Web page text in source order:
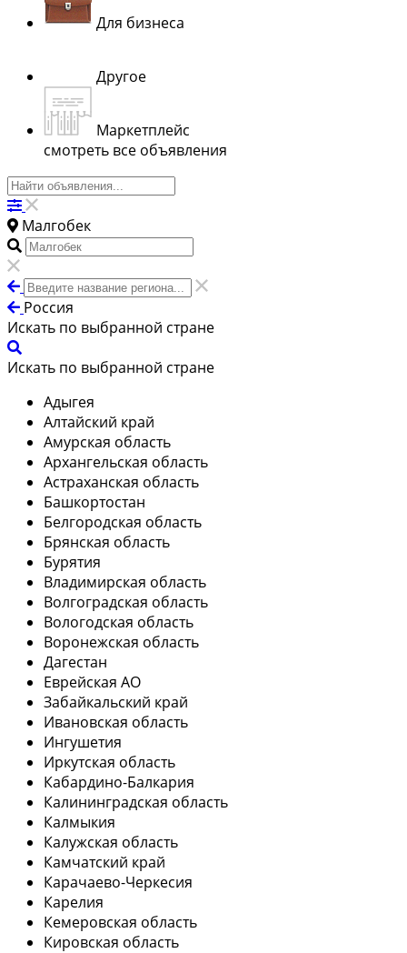
Для бизнеса
Другое
Маркетплейс
смотреть все объявления
Малгобек
Россия
Искать по выбранной стране
Искать по выбранной стране
Адыгея
Алтайский край
Амурская область
Архангельская область
Астраханская область
Башкортостан
Белгородская область
Брянская область
Бурятия
Владимирская область
Волгоградская область
Вологодская область
Воронежская область
Дагестан
Еврейская АО
Забайкальский край
Ивановская область
Ингушетия
Иркутская область
Кабардино-Балкария
Калининградская область
Калмыкия
Калужская область
Камчатский край
Карачаево-Черкесия
Карелия
Кемеровская область
Кировская область